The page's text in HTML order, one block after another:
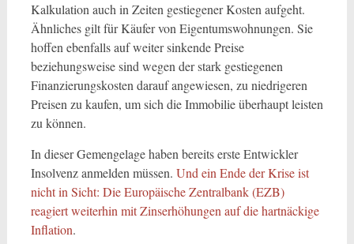
Kalkulation auch in Zeiten gestiegener Kosten aufgeht.
Ähnliches gilt für Käufer von Eigentumswohnungen. Sie
hoffen ebenfalls auf weiter sinkende Preise
beziehungsweise sind wegen der stark gestiegenen
Finanzierungskosten darauf angewiesen, zu niedrigeren
Preisen zu kaufen, um sich die Immobilie überhaupt leisten
zu können.
In dieser Gemengelage haben bereits erste Entwickler
Insolvenz anmelden müssen. Und ein Ende der Krise ist
nicht in Sicht: Die Europäische Zentralbank (EZB)
reagiert weiterhin mit Zinserhöhungen auf die hartnäckige
Inflation.